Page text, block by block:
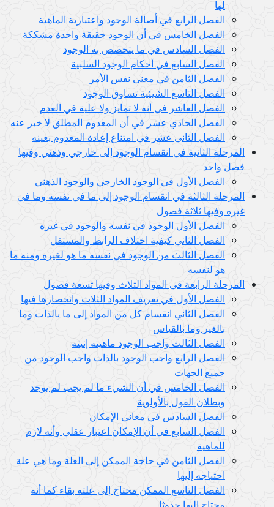
لها
الفصل الرابع في أصالة الوجود واعتبارية الماهية
الفصل الخامس في أن الوجود حقيقة واحدة مشككة
الفصل السادس في ما يتخصص به الوجود
الفصل السابع في أحكام الوجود السلبية
الفصل الثامن في معنى نفس الأمر
الفصل التاسع الشيئية تساوق الوجود
الفصل العاشر في أنه لا تمايز ولا علية في العدم
الفصل الحادي عشر في أن المعدوم المطلق لا خبر عنه
الفصل الثاني عشر في امتناع إعادة المعدوم بعينه
المرحلة الثانية في انقسام الوجود إلى خارجي وذهني وفيها
فصل واحد
الفصل الأول في الوجود الخارجي والوجود الذهني
المرحلة الثالثة في انقسام الوجود إلى ما في نفسه وما في
غيره وفيها ثلاثة فصول
الفصل الأول الوجود في نفسه والوجود في غيره
الفصل الثاني كيفية اختلاف الرابط والمستقل
الفصل الثالث من الوجود في نفسه ما هو لغيره ومنه ما
هو لنفسه
المرحلة الرابعة في المواد الثلاث وفيها تسعة فصول
الفصل الأول في تعريف المواد الثلاث وانحصارها فيها
الفصل الثاني انقسام كل من المواد إلى ما بالذات وما
بالغير وما بالقياس
الفصل الثالث واجب الوجود ماهيته إنيته
الفصل الرابع واجب الوجود بالذات واجب الوجود من
جميع الجهات
الفصل الخامس في أن الشيء ما لم يجب لم يوجد
وبطلان القول بالأولوية
الفصل السادس في معاني الإمكان
الفصل السابع في أن الإمكان اعتبار عقلي وأنه لازم
للماهية
الفصل الثامن في حاجة الممكن إلى العلة وما هي علة
احتياجه إليها
الفصل التاسع الممكن محتاج إلى علته بقاء كما أنه